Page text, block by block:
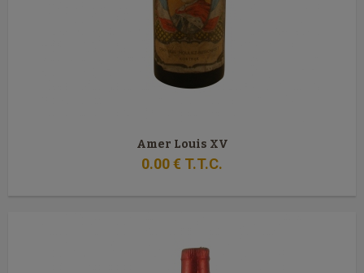
Amer Louis XV
0.00€ T.T.C.